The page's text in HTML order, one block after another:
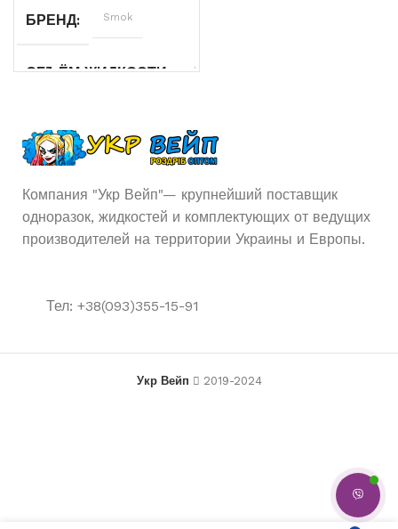
БРЕНД Smok
ОБЪЁМ ЖИДКОСТИ
2
КАТУШКА
Компания "Укр Вейп"— крупнейший поставщик
одноразок, жидкостей и комплектующих от ведущих
производителей на территории Украины и Европы.
Тел: +38(093)355-15-91
Укр Вейп 2019-2024
Купите 2+ штук по цене 70
каждая и сэкономьте 7%